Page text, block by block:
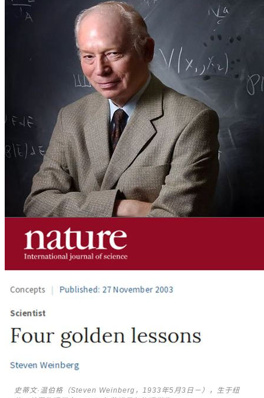
史蒂文·温伯格（Steven Weinberg，1933年5月3日－），生于纽